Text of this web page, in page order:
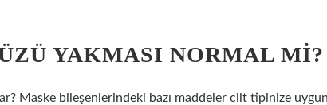
YAKMASI NORMAL MI?
Maske bileşenlerindeki bazı maddeler cilt tipinize